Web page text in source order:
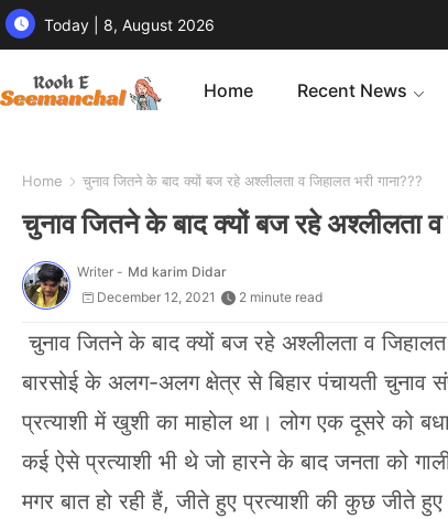
Today | 8, August 2026
Home Recent News
Home चुनाव जितने के बाद क्यों बज रहे अश्लीलता व जिहालत भरी गाना???
चुनाव जितने के बाद क्यों बज रहे अश्लीलता व
Writer - Md karim Didar
December 12, 2021
2 minute read
चुनाव जितने के बाद क्यों बज रहे अश्लीलता व जिहालत
बारसोई के अलग-अलग क्षेत्र से बिहार पंचायती चुनाव
प्रत्याशी में खुशी का माहोल था। लोग एक दूसरे को
कई ऐसे प्रत्याशी भी थे जो हारने के बाद जनता को
मगर बात हो रही हैं, जीते हुए प्रत्याशी की कुछ जीते